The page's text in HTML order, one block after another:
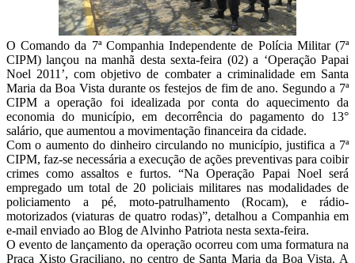
O Comando da 7ª Companhia Independente de Polícia Militar (7ª
CIPM) lançou na manhã desta sexta-feira (02) a ‘Operação Papai
Noel 2011’, com objetivo de combater a criminalidade em Santa
Maria da Boa Vista durante os festejos de fim de ano. Segundo a 7ª
CIPM a operação foi idealizada por conta do aquecimento da
economia do município, em decorrência do pagamento do 13°
salário, que aumentou a movimentação financeira da cidade.
Com o aumento do dinheiro circulando no município, justifica a 7ª
CIPM, faz-se necessária a execução de ações preventivas para coibir
crimes como assaltos e furtos. “Na Operação Papai Noel será
empregado um total de 20 policiais militares nas modalidades de
policiamento a pé, moto-patrulhamento (Rocam), e rádio-
motorizados (viaturas de quatro rodas)”, detalhou a Companhia em
e-mail enviado ao Blog de Alvinho Patriota nesta sexta-feira.
O evento de lançamento da operação ocorreu com uma formatura na
Praça Xisto Graciliano, no centro de Santa Maria da Boa Vista. A